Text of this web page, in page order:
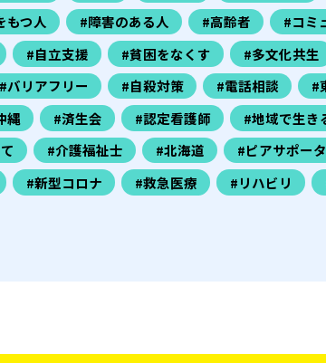
もつ人 #障害のある人 #高齢者 #コミ
#自立支援 #貧困をなくす #多文化共生
#バリアフリー #自殺対策 #電話相談 #
縄 #済生会 #認定看護師 #地域で生き
#介護福祉士 #北海道 #ピアサポー
#新型コロナ #救急医療 #リハビリ